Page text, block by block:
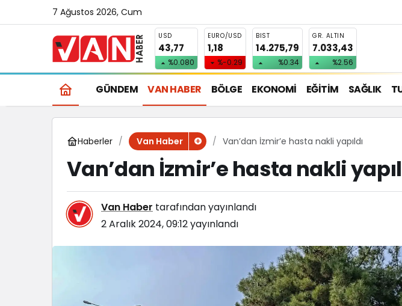
7 Ağustos 2026, Cum
USD
43,77
%0.080
EURO/USD
1,18
%-0.29
BIST
14.275,79
%0.34
GR. ALTIN
7.033,43
%2.56
GÜNDEM VAN HABER BÖLGE EKONOMİ EĞİTİM SAĞLIK
Haberler Van Haber Van’dan İzmir’e hasta nakli yapıldı
Van’dan İzmir’e hasta nakli
Van Haber tarafından yayınlandı
2 Aralık 2024, 09:12yayınlandı